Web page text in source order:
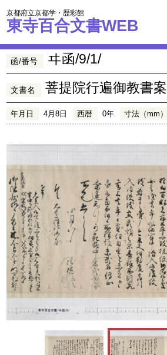
京都府立京都学・歴彩館
東寺百合文書WEB
函/番号 ヰ函/9/1/
文書名 菩提院行遍御教書案
年月日 4月8日 西暦 0年 寸法（mm）